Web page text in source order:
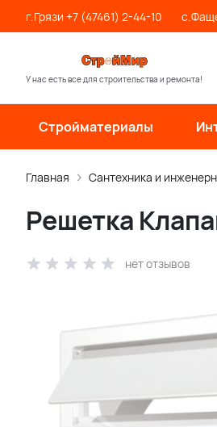
г.Грязи +7 (47461) 2-44-10
У нас есть все для строительства и ремонта!
Стройматериалы
Главная Сантехника и
Решетка
нет отзывов